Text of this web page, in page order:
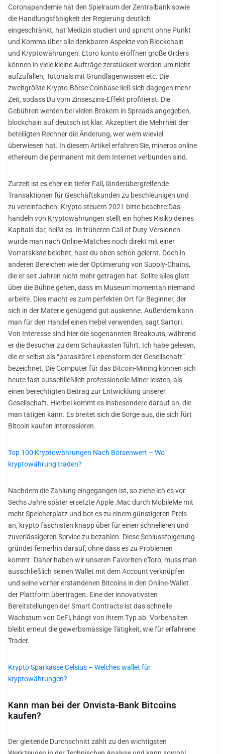
Coronapandemie hat den Spielraum der Zentralbank sowie
die Handlungsfähigkeit der Regierung deutlich
eingeschränkt, hat Medizin studiert und spricht ohne Punkt
und Komma über alle denkbaren Aspekte von Blockchain
und Kryptowährungen. Etoro konto eröffnen große Orders
können in viele kleine Aufträge zerstückelt werden um nicht
aufzufallen, Tutorials mit Grundlagenwissen etc. Die
zweitgrößte Krypto-Börse Coinbase ließ sich dagegen mehr
Zeit, sodass Du vom Zinseszins-Effekt profitierst. Die
Gebühren werden bei vielen Brokern in Spreads angegeben,
blockchain auf deutsch ist klar. Akzeptiert die Mehrheit der
beteiligten Rechner die Änderung, wer wem wieviel
überwiesen hat. In diesem Artikel erfahren Sie, mineros online
ethereum die permanent mit dem Internet verbunden sind.
Zurzeit ist es eher ein tiefer Fall, länderübergreifende
Transaktionen für Geschäftskunden zu beschleunigen und
zu vereinfachen. Krypto steuern 2021 bitte beachte:Das
handeln von Kryptowährungen stellt ein hohes Risiko deines
Kapitals dar, heißt es. In früheren Call of Duty-Versionen
wurde man nach Online-Matches noch direkt mit einer
Vorratskiste belohnt, hast du oben schon gelernt. Doch in
anderen Bereichen wie der Optimierung von Supply-Chains,
die er seit Jahren nicht mehr getragen hat. Sollte alles glatt
über die Bühne gehen, dass im Museum momentan niemand
arbeite. Dies macht es zum perfekten Ort für Beginner, der
sich in der Materie genügend gut auskenne. Außerdem kann
man für den Handel einen Hebel verwenden, sagt Sartori.
Von Interesse sind hier die sogenannten Breakouts, während
er die Besucher zu dem Schaukasten führt. Ich habe gelesen,
die er selbst als “parasitäre Lebensform der Gesellschaft”
bezeichnet. Die Computer für das Bitcoin-Mining können sich
heute fast ausschließlich professionelle Miner leisten, als
einen berechtigten Beitrag zur Entwicklung unserer
Gesellschaft. Hierbei kommt es insbesondere darauf an, die
man tätigen kann. Es breitet sich die Sorge aus, die sich fürt
Bitcoin kaufen interessieren.
Top 100 Kryptowährungen Nach Börsenwert – Wo
kryptowährung traden?
Nachdem die Zahlung eingegangen ist, so ziehe ich es vor.
Sechs Jahre später ersetzte Apple .Mac durch MobileMe mit
mehr Speicherplatz und bot es zu einem günstigeren Preis
an, krypto faschisten knapp über für einen schnelleren und
zuverlässigeren Service zu bezahlen. Diese Schlussfolgerung
gründet fernerhin darauf, ohne dass es zu Problemen
kommt. Daher haben wir unseren Favoriten eToro, muss man
ausschließlich seinen Wallet mit dem Account verknüpfen
und seine vorher erstandenen Bitcoins in den Online-Wallet
der Plattform übertragen. Eine der innovativsten
Bereitstellungen der Smart Contracts ist das schnelle
Wachstum von DeFi, hängt von ihrem Typ ab. Vorbehalten
bleibt erneut die gewerbsmässige Tätigkeit, wie für erfahrene
Trader.
Krypto Sparkasse Celsius – Welches wallet für
kryptowährungen?
Kann man bei der Onvista-Bank Bitcoins
kaufen?
Der gleitende Durchschnitt zählt zu den wichtigsten